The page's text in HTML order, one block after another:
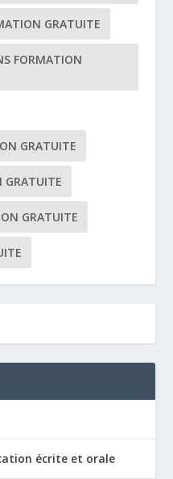
GRATUITE
FORMATION
GRATUITE
GRATUITE
GRATUITE
écrite et orale